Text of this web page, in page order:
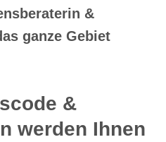
&
ganze Gebiet
&
werden Ihnen